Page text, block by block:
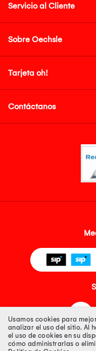
Servicio al Cliente
Sobre Oechsle
Tarjeta oh!
Contáctanos
Usamos cookies para
analizar el uso del sitio. Al
el uso de cookies en su
cómo administrarlas o